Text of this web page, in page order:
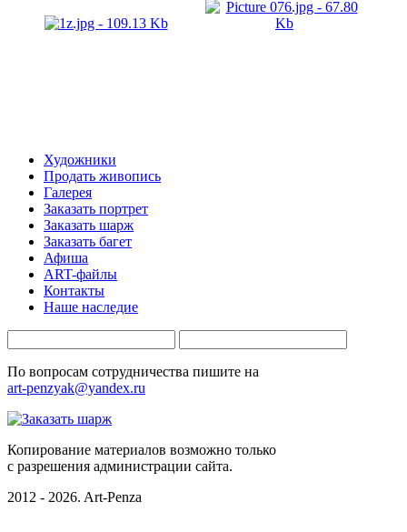
Художники
Продать живопись
Галерея
Заказать портрет
Заказать шарж
Заказать багет
Афиша
ART-файлы
Контакты
Наше наследие
По вопросам сотрудничества пишите на
art-penzyak@yandex.ru
Копирование материалов возможно только
c разрешения администрации сайта.
2012 - 2026. Art-Penza